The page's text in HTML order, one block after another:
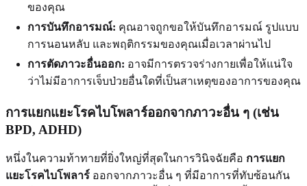
ของคุณ
การบันทึกอารมณ์: คุณอาจถูกขอให้บันทึกอารมณ์ รูปแบบ
การนอนหลับ และพฤติกรรมของคุณเมื่อเวลาผ่านไป
การตัดภาวะอื่นออก: อาจมีการตรวจร่างกายเพื่อให้แน่ใจ
ว่าไม่มีอาการเจ็บป่วยอื่นใดที่เป็นสาเหตุของอาการของคุณ
การแยกแยะโรคไบโพลาร์ออกจากภาวะอื่น ๆ (เช่น
BPD, ADHD)
หนึ่งในความท้าทายที่ยิ่งใหญ่ที่สุดในการวินิจฉัยคือ การแยก
แยะโรคไบโพลาร์ ออกจากภาวะอื่น ๆ ที่มีอาการที่ทับซ้อนกัน